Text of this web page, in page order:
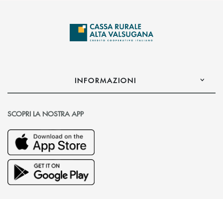
INFORMAZIONI
SCOPRI LA NOSTRA APP